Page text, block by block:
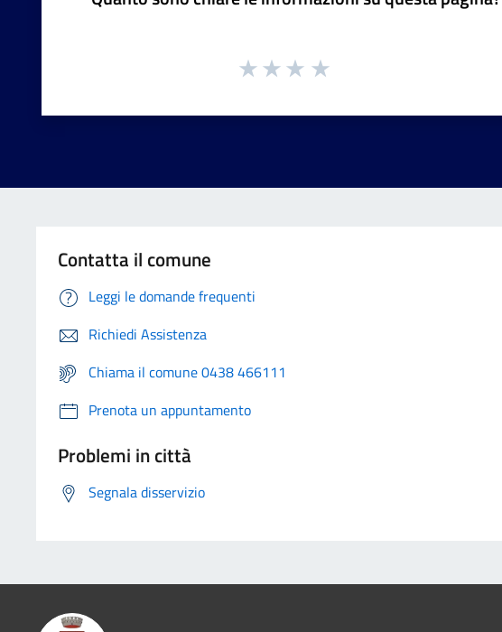
Contatta il comune
Leggi le domande frequenti
Richiedi Assistenza
Chiama il comune 0438 466111
Prenota un appuntamento
Problemi in città
Segnala disservizio